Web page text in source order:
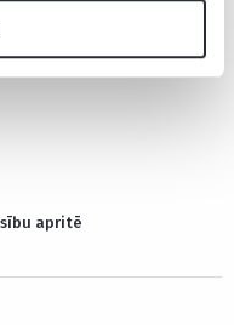
apritē